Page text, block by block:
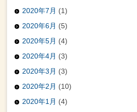
2020年7月 (1)
2020年6月 (5)
2020年5月 (4)
2020年4月 (3)
2020年3月 (3)
2020年2月 (10)
2020年1月 (4)